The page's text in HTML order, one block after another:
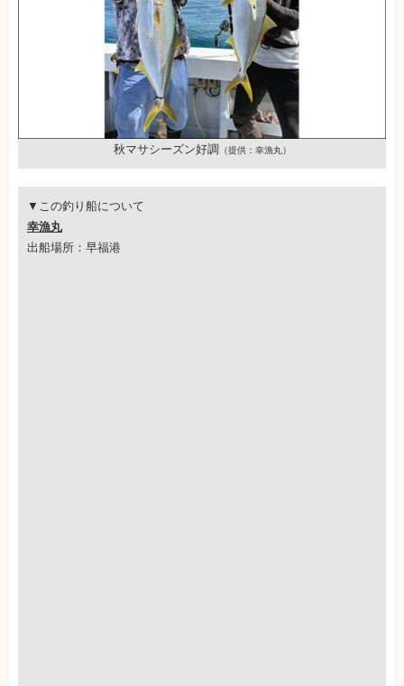
秋マサシーズン好調 （提供：幸漁丸）
▼この釣り船について
幸漁丸
出船場所：早福港